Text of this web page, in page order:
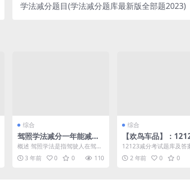
学法减分题目(学法减分题库最新版全部题2023)
综合
驾照学法减分一年能减多
少分(驾照学法减分怎么操
作)
概述 驾照学法是指驾驶人在驾驶
过程中需要遵守的法规和规定。
根据驾驶人的违法行为，...
3 年前 0 0 110
综合
【欢鸟车品】：
分考试题库及答案
减分题库下载)
12123减分考试题库及答
题库概述 12123减分考试
一份涵盖广泛...
2 年前 0 0